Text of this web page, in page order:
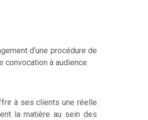
d’une procédure de
convocation à audience.
à ses clients une réelle
la matière au sein des